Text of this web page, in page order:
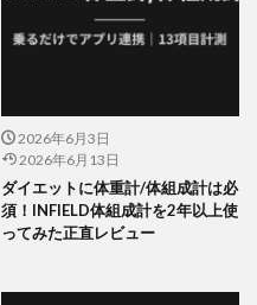
2026年6月3日
2026年6月13日
ダイエットに体重計/体組成計は必
須！INFIELD体組成計を2年以上使
ってみた正直レビュー